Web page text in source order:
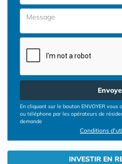
En cliquant sur le bouton ENVOYER vous
ou téléphone par les opérateurs de
demande
Conditions
INVESTIR EN